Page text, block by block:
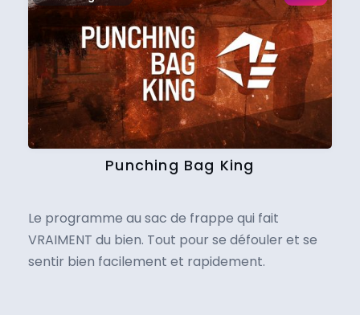
Punching Bag King
Le programme au sac de frappe qui fait
VRAIMENT du bien. Tout pour se défouler et se
sentir bien facilement et rapidement.